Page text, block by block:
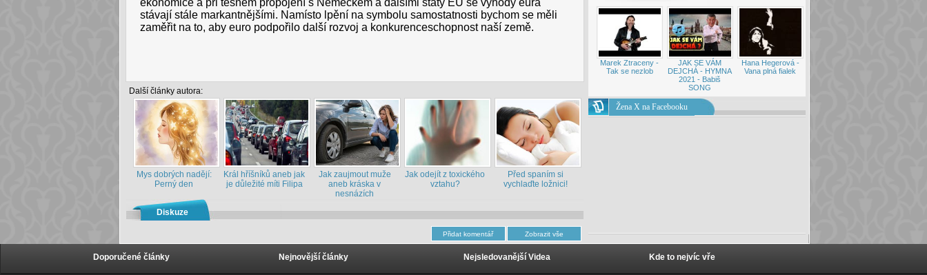
ekonomice a při těsném propojení s Německem a dalšími státy EU se výhody eura
stávají stále markantnějšími. Namísto lpění na symbolu samostatnosti bychom se měli
zaměřit na to, aby euro podpořilo další rozvoj a konkurenceschopnost naší země.
Další články autora:
Mys dobrých nadějí:
Perný den
Král hříšníků aneb jak
je důležité míti Filipa
Jak zaujmout muže
aneb kráska v
nesnázích
Jak odejít z toxického
vztahu?
Před spaním si
vychlaďte ložnici!
Diskuze
Hana Hegerová -
Vana plná fialek
JAK SE VÁM
DEJCHÁ - HYMNA
2021 - Babiš
SONG
Marek Ztraceny -
Tak se nezlob
Žena X na Facebooku
Doporučené články Nejnovější články Nejsledovanější Videa Kde to nejvíc vře